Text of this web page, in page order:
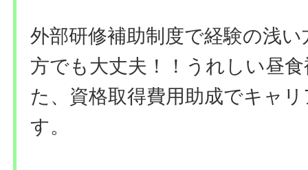
外部研修補助制度で経験の浅
方でも大丈夫！！うれしい昼
た、資格取得費用助成でキャ
す。